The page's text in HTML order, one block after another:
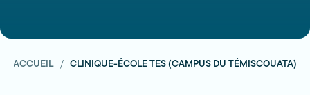
ACCUEIL CLINIQUE-ÉCOLE TES (CAMPUS DU TÉMISCOUATA)